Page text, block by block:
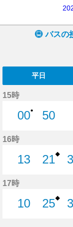
バスの
平日
15時
00●
50
16時
13
21◆
17時
10
25◆